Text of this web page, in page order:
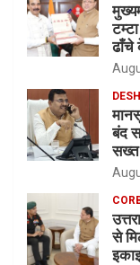
ढाँचे
DESH
बंद
सख्त
से